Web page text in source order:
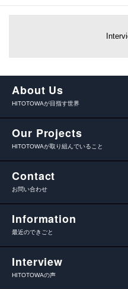
About Us
HITOTOWAが目指す世界
Our Projects
HITOTOWAが取り組んでいること
Contact
お問い合わせ
Information
最近のできごと
Interview
HITOTOWAの声